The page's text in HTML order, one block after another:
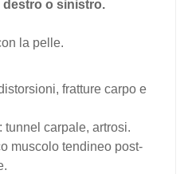
destro o sinistro.
la pelle.
fratture carpo e
tunnel carpale, artrosi.
muscolo tendineo post-